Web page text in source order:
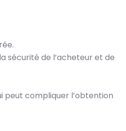
sécurité de l’acheteur et de
peut compliquer l’obtention